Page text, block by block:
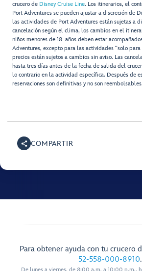
crucero de Disney Cruise Line. Los itinerarios, el
Port Adventures se pueden ajustar a discreción de
las actividades de Port Adventures están sujetas a
cancelación según el clima, los cambios en el
niños menores de 18 años deben estar
Adventures, excepto para las actividades “solo para
precios están sujetos a cambios sin aviso. Las
hasta tres días antes de la fecha de salida del
lo contrario en la actividad específica. Después de
reservaciones son definitivas y no son reembolsables.
COMPARTIR
Para obtener ayuda con tu crucero
52-558-000-8910.